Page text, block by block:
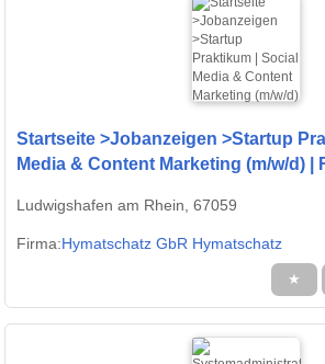
Startseite >Jobanzeigen >Startup
Media & Content Marketing (m/w/d) |
Ludwigshafen am Rhein, 67059
Firma:Hymatschatz GbR Hymatschatz
★